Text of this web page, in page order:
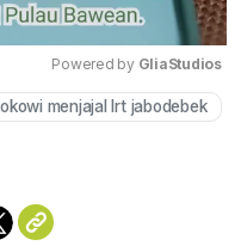
Mute
Powered by GliaStudios
menjajal lrt jabodebek